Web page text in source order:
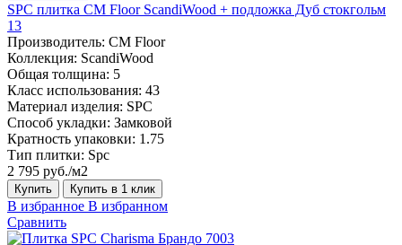
SPC плитка CM Floor ScandiWood + подложка Дуб стокгольм
13
Производитель: CM Floor
Коллекция: ScandiWood
Общая толщина: 5
Класс использования: 43
Материал изделия: SPC
Способ укладки: Замковой
Кратность упаковки: 1.75
Тип плитки: Spc
2 795 руб./м2
Купить Купить в 1 клик
В избранное В избранном
Сравнить